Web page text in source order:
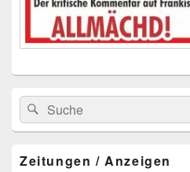
Suchen
nach:
Suchen
Zeitungen / Anzeigen